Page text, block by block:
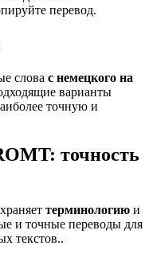
перевод.
слова с немецкого на
варианты
точную и
точность
терминологию и
и точные переводы для
текстов..